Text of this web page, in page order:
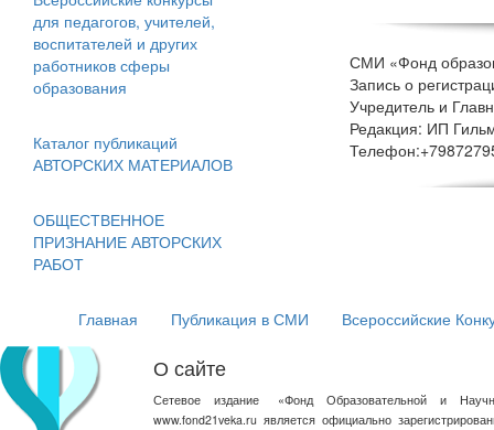
для педагогов, учителей,
воспитателей и других
работников сферы
образования
Каталог публикаций
АВТОРСКИХ МАТЕРИАЛОВ
ОБЩЕСТВЕННОЕ
ПРИЗНАНИЕ АВТОРСКИХ
РАБОТ
СМИ«Фонд
Запись о
Учредитель и
Редакция: ИП
Главная Публикация в СМИ Всероссийские
О сайте
Сетевое издание «Фонд Образовательной и
www.fond21veka.ru является официально